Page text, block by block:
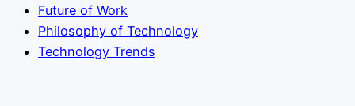
Future of Work
Philosophy of Technology
Technology Trends